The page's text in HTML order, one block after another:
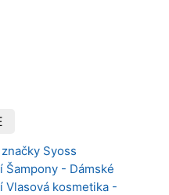
Syoss
- Dámské
Vlasová kosmetika -